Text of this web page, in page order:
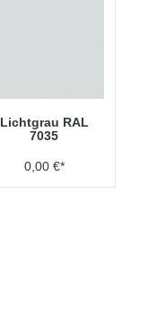
Lichtgrau RAL
7035
0,00 €*